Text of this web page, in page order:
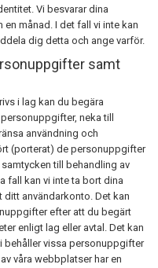
Vi besvarar dina
månad. I det fall vi inte kan
dig detta och ange varför.
samt
i lag kan du begära
neka till
användning och
(porterat) de personuppgifter
till behandling av
fall kan vi inte ta bort dina
användarkonto. Det kan
efter att du begärt
enligt lag eller avtal. Det kan
behåller vissa personuppgifter
våra webbplatser har en